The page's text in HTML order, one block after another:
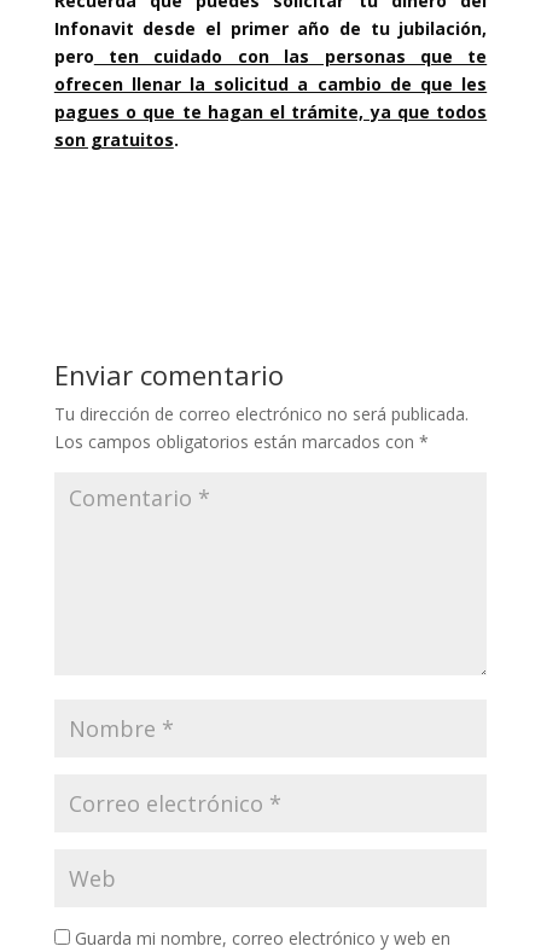
Infonavit desde el primer año de tu jubilación,
pero ten cuidado con las personas que te
ofrecen llenar la solicitud a cambio de que les
pagues o que te hagan el trámite, ya que todos
son gratuitos.
Enviar comentario
Tu dirección de correo electrónico no será publicada.
Los campos obligatorios están marcados con *
Guarda mi nombre, correo electrónico y web en